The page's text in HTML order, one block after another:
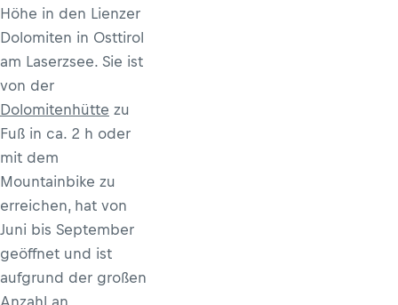
Höhe in den Lienzer
Dolomiten in Osttirol
am Laserzsee. Sie ist
von der
Dolomitenhütte zu
Fuß in ca. 2 h oder
mit dem
Mountainbike zu
erreichen, hat von
Juni bis September
geöffnet und ist
aufgrund der großen